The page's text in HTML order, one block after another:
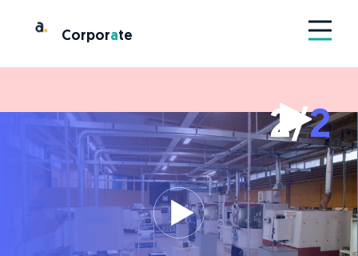
Corporate
2/2